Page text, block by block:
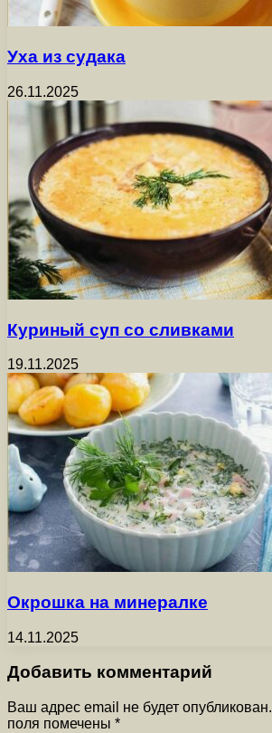
Уха из судака
26.11.2025
Куриный суп со сливками
19.11.2025
Окрошка на минералке
14.11.2025
Добавить комментарий
Ваш адрес email не будет опубликован.
поля помечены *